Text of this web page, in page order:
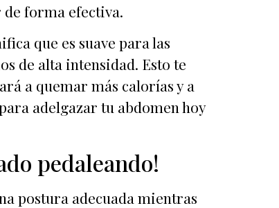
forma efectiva.
que es suave para las
de alta intensidad. Esto te
a quemar más calorías y a
adelgazar tu abdomen hoy
pedaleando!
postura adecuada mientras